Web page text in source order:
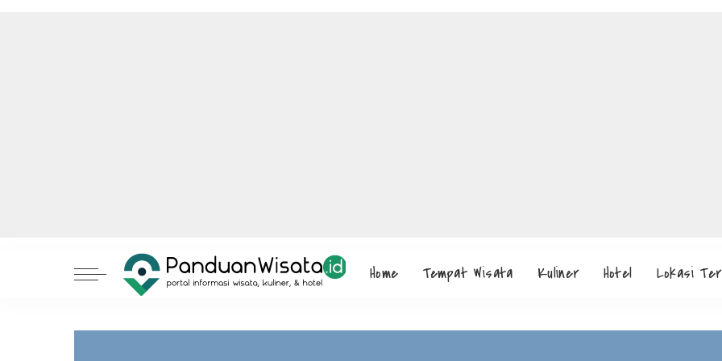
Home Tempat Wisata Kuliner Hotel Lokasi